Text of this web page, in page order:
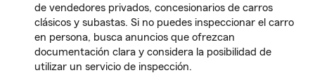
de vendedores privados, concesionarios de carros
clásicos y subastas. Si no puedes inspeccionar el carro
en persona, busca anuncios que ofrezcan
documentación clara y considera la posibilidad de
utilizar un servicio de inspección.